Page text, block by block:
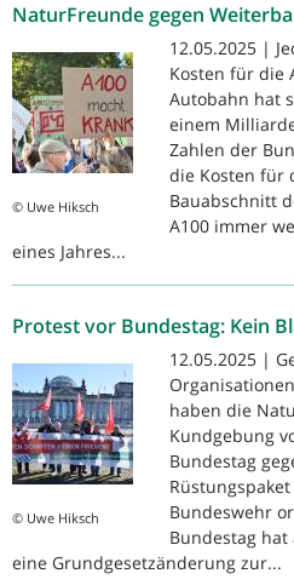
NaturFreunde gegen
© Uwe Hiksch
12.05.2025 |
Kosten für die
Autobahn hat
einem
Zahlen der
die Kosten für
Bauabschnitt
A100 immer
eines Jahres...
Protest vor Bundestag: Kein
© Uwe Hiksch
12.05.2025 |
haben die
Kundgebung
Bundestag
Bundeswehr
Bundestag hat
eine Grundgesetzänderung zur...